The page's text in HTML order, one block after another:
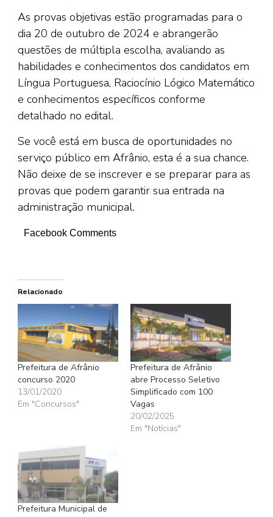
As provas objetivas estão programadas para o
dia 20 de outubro de 2024 e abrangerão
questões de múltipla escolha, avaliando as
habilidades e conhecimentos dos candidatos em
Língua Portuguesa, Raciocínio Lógico Matemático
e conhecimentos específicos conforme
detalhado no edital.
Se você está em busca de oportunidades no
serviço público em Afrânio, esta é a sua chance.
Não deixe de se inscrever e se preparar para as
provas que podem garantir sua entrada na
administração municipal.
Facebook Comments
Relacionado
Prefeitura de Afrânio
concurso 2020
13/01/2020
Em "Concursos"
Prefeitura de Afrânio
abre Processo Seletivo
Simplificado com 100
Vagas
20/02/2025
Em "Notícias"
Prefeitura Municipal de